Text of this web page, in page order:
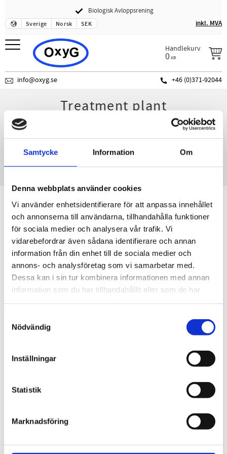
Samtycke Information Om
Denna webbplats använder cookies
Vi använder enhetsidentifierare för att anpassa innehållet
och annonserna till användarna, tillhandahålla funktioner
för sociala medier och analysera vår trafik. Vi
vidarebefordrar även sådana identifierare och annan
information från din enhet till de sociala medier och
annons- och analysföretag som vi samarbetar med.
Dessa kan i sin tur kombinera informationen med annan
information som du har tillhandahållit eller som de har
Nödvändig
Inställningar
Statistik
Marknadsföring
Meny
Biologisk Avloppsrening
Sverige
Norsk SEK inkl. MVA
Handlekurv
0KR
info@oxyg.se +46 (0)371-92044
Treatment plant
OxyG AB
Bacterial culture for wastewater treatment & agriculture
Phone:+46 (0)371-92044
E-mail: info@oxyg.se
Opening hours:Monday- Friday 8-17
Handla tryggt och smidigt